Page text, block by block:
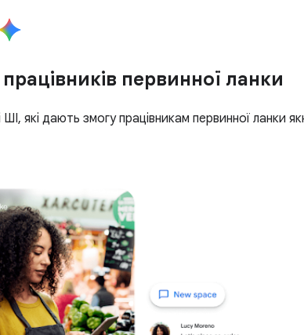
первинної ланки
ШІ, які дають змогу працівникам первинної